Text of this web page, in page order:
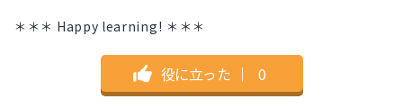
＊＊＊ Happy learning! ＊＊＊
役に立った ｜ 0